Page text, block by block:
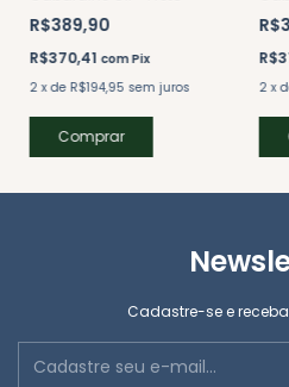
R$389,90
R$370,41 com Pix
2 xde R$194,95 sem juros
Comprar
2 x
Cadastre-se e